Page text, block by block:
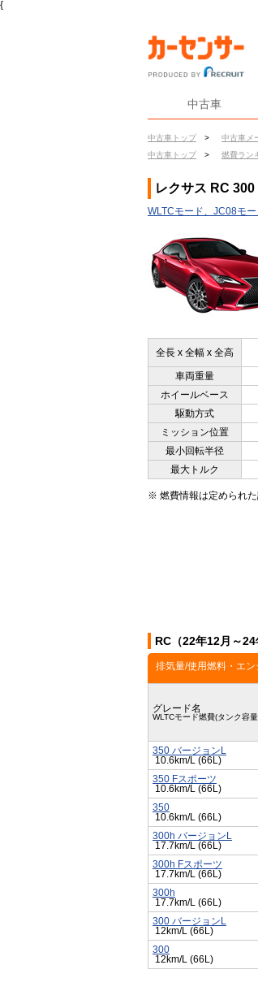
{
中古車
中古車トップ > 中古車メ
中古車トップ
> 燃費ラン
レクサス RC
WLTCモード、JC08モ
全長 x 全幅 x 全高
車両重量
ホイールベース
駆動方式
ミッション位置
最小回転半径
最大トルク
※ 燃費情報は定められた
RC（22年12月～
排気量/使用燃料・エ
グレード名
WLTCモード燃費(タンク容
350 バージョンL
10.6km/L (66L)
350 Fスポーツ
10.6km/L (66L)
350
10.6km/L (66L)
300h バージョンL
17.7km/L (66L)
300h Fスポーツ
17.7km/L (66L)
300h
17.7km/L (66L)
300 バージョンL
12km/L (66L)
300
12km/L (66L)